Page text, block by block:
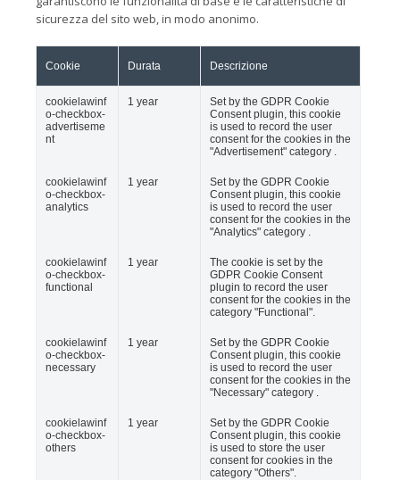
sicurezza del sito web, in modo anonimo.
Cookie Durata Descrizione
cookielawinf
o-checkbox-
advertiseme
nt
1 year
Set by the GDPR Cookie
Consent plugin, this cookie
is used to record the user
consent for the cookies in the
"Advertisement" category .
cookielawinf
o-checkbox-
analytics
1 year
Set by the GDPR Cookie
Consent plugin, this cookie
is used to record the user
consent for the cookies in the
"Analytics" category .
cookielawinf
o-checkbox-
functional
1 year
The cookie is set by the
GDPR Cookie Consent
plugin to record the user
consent for the cookies in the
category "Functional".
cookielawinf
o-checkbox-
necessary
1 year
Set by the GDPR Cookie
Consent plugin, this cookie
is used to record the user
consent for the cookies in the
"Necessary" category .
cookielawinf
o-checkbox-
others
1 year
Set by the GDPR Cookie
Consent plugin, this cookie
is used to store the user
consent for cookies in the
category "Others".